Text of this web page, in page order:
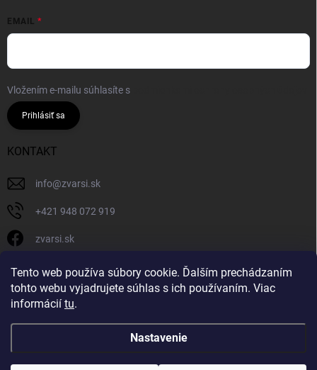
Tento web používa súbory cookie. Ďalším prechádzaním
tohto webu vyjadrujete súhlas s ich používaním. Viac
informácií tu.
Nastavenie
EMAIL
Vložením e-mailu súhlasíte s
Prihlásiť sa
KONTAKT
info@zvarsi.sk
+421 948 072 919
zvarsi.sk
zvarsi.sk